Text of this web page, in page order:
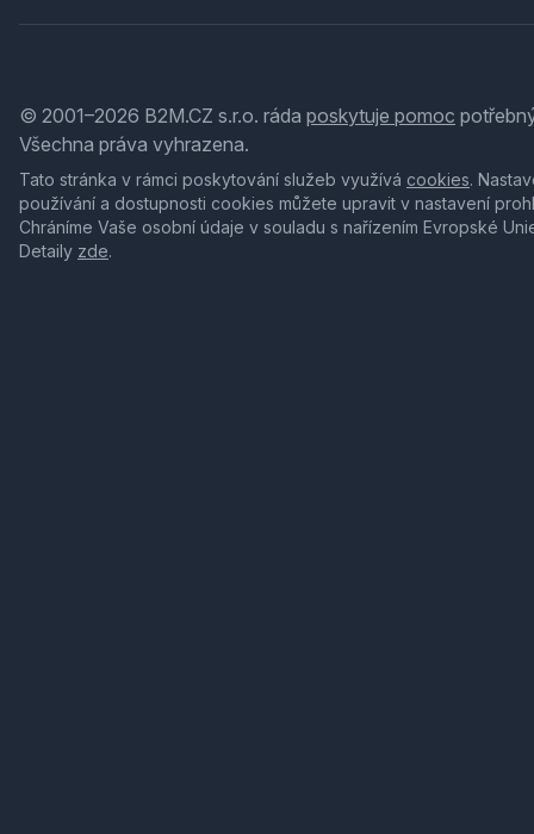
© 2001–2026 B2M.CZ s.r.o. ráda poskytuje pomoc
Všechna práva vyhrazena.
Tato stránka v rámci poskytování služeb využívá cookies.
používání a dostupnosti cookies můžete upravit v nastavení
Chráníme Vaše osobní údaje v souladu s nařízením Evropské
Detaily zde.